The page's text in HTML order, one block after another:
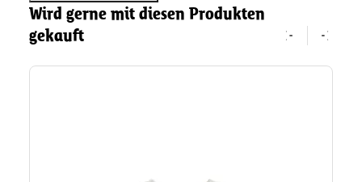
Wird gerne mit diesen Produkten
gekauft